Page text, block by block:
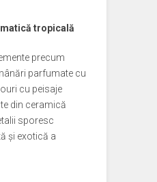
tropicală
precum
parfumate cu
cu peisaje
din ceramică
sporesc
și exotică a